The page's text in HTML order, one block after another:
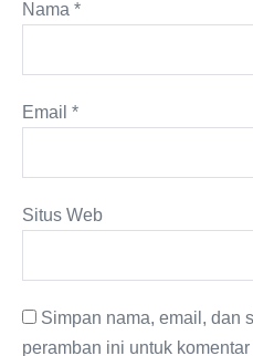
Nama *
Email *
Situs Web
Simpan nama, email, dan
peramban ini untuk